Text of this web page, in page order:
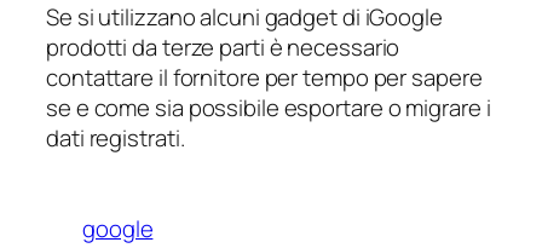
Se si utilizzano alcuni gadget di iGoogle
prodotti da terze parti è necessario
contattare il fornitore per tempo per sapere
se e come sia possibile esportare o migrare i
dati registrati.
google